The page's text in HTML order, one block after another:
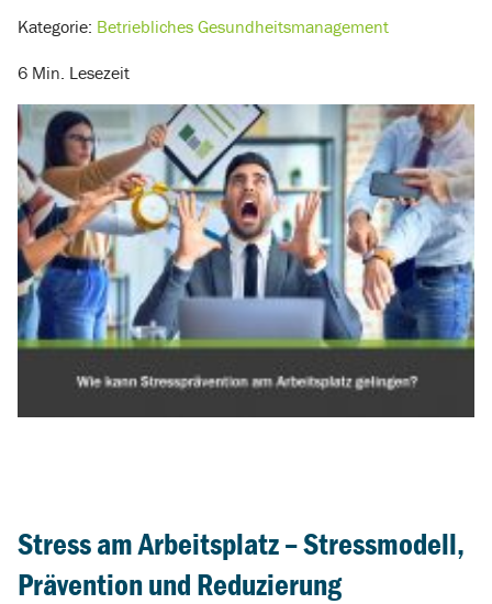
Kategorie: Betriebliches Gesundheitsmanagement
6 Min. Lesezeit
Stress am Arbeitsplatz – Stressmodell,
Prävention und Reduzierung